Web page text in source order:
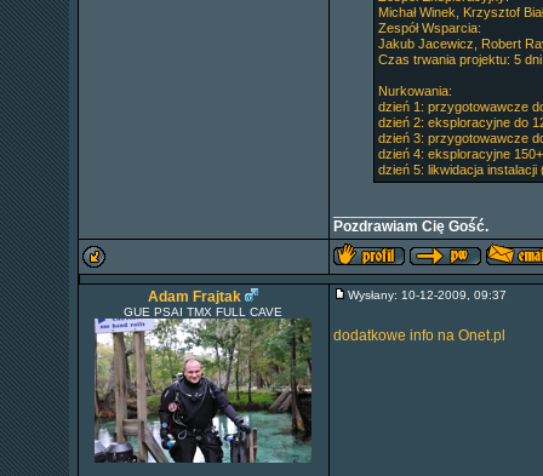
Michał Winek, Krzysztof
Zespół Wsparcia:
Jakub Jacewicz, Robert
Czas trwania projektu: 5
Nurkowania:
dzień 1: przygotowawcze
dzień 2: eksploracyjne do
dzień 3: przygotowawcze
dzień 4: eksploracyjne
dzień 5: likwidacja instalacji
Pozdrawiam Cię Gość.
Adam Frajtak
GUE PSAI TMX FULL CAVE
Wysłany: 10-12-2009, 09:37
dodatkowe info na Onet.pl